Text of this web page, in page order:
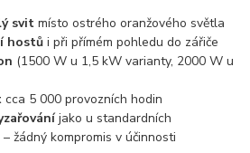
svit místo ostrého oranžového světla
hostů i při přímém pohledu do zářiče
(1500 W u 1,5 kW varianty, 2000 W u
cca 5 000 provozních hodin
jako u standardních
žádný kompromis v účinnosti